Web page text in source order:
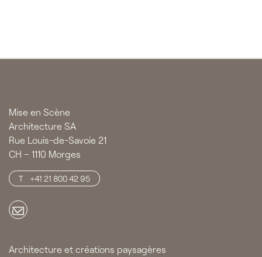
Mise en Scène
Architecture SA
Rue Louis-de-Savoie 21
CH – 1110 Morges
+41 21 800 42 95
Architecture et créations paysagères